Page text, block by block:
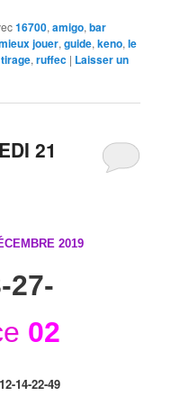
16700,amigo,bar
jouer,guide,keno,le
,ruffec | Laisser un
21
2019
27-
02
14-22-49